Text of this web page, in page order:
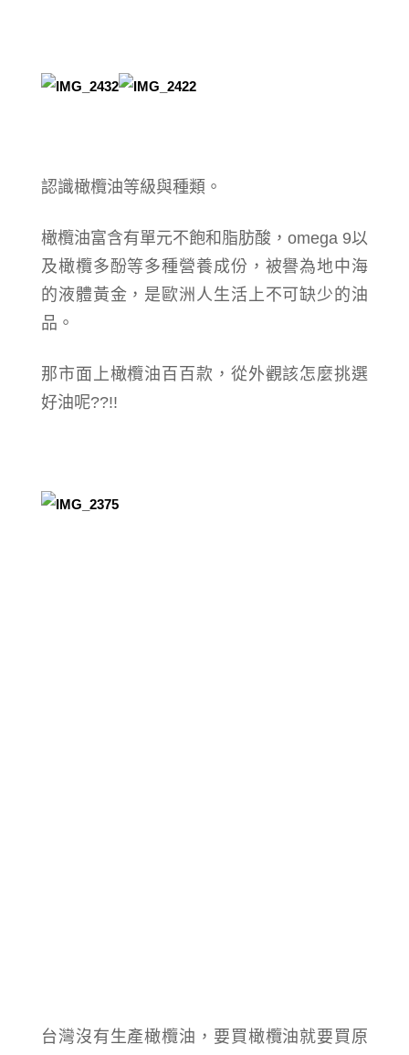
認識橄欖油等級與種類。
橄欖油富含有單元不飽和脂肪酸，omega 9以
及橄欖多酚等多種營養成份，被譽為地中海
的液體黃金，是歐洲人生活上不可缺少的油
品。
那市面上橄欖油百百款，從外觀該怎麼挑選
好油呢??!!
台灣沒有生產橄欖油，要買橄欖油就要買原